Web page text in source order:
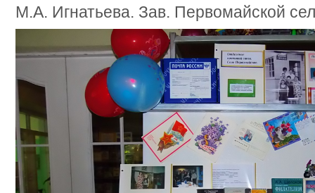
М.А. Игнатьева. Зав. Первомайской